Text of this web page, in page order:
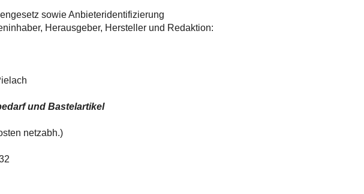
sowie Anbieteridentifizierung
Herausgeber, Hersteller und Redaktion:
und Bastelartikel
netzabh.)